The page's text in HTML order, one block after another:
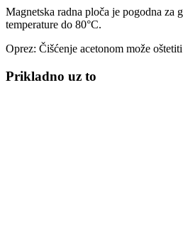
Magnetska radna ploča je pogodna za
temperature do 80°C.
Oprez: Čišćenje acetonom može
Prikladno uz to